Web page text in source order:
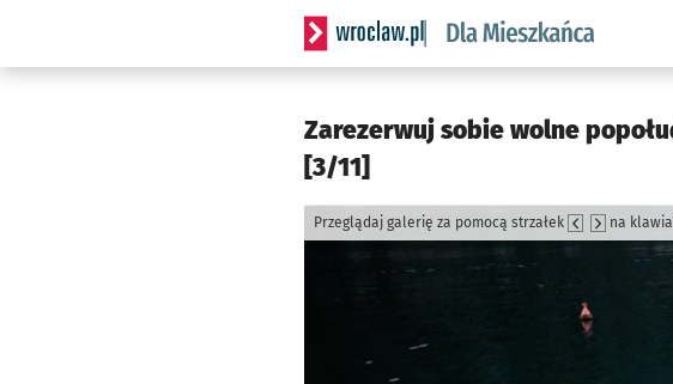
Serwis informacyjny wroclaw.pl podserwis:
Zarezerwuj sobie wolne
[3/11]
Przeglądaj galerię za pomocą strzałek na